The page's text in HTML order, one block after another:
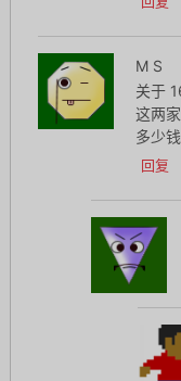
M S
关于
这两
多少钱
回复